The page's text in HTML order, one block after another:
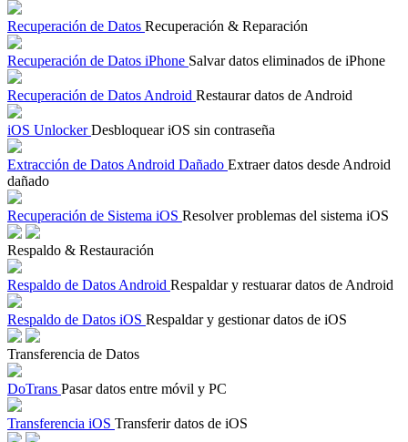
Recuperación de Datos Recuperación & Reparación
Recuperación de Datos iPhone Salvar datos eliminados de iPhone
Recuperación de Datos Android Restaurar datos de Android
iOS Unlocker Desbloquear iOS sin contraseña
Extracción de Datos Android Dañado Extraer datos desde Android
dañado
Recuperación de Sistema iOS Resolver problemas del sistema iOS
Respaldo & Restauración
Respaldo de Datos Android Respaldar y restuarar datos de Android
Respaldo de Datos iOS Respaldar y gestionar datos de iOS
Transferencia de Datos
DoTrans Pasar datos entre móvil y PC
Transferencia iOS Transferir datos de iOS